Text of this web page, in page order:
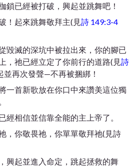
鎖已經被打破，興起並跳舞吧！
！起來跳舞敬拜主(見詩 149:3-4
毀滅的深坑中被拉出來，你的腳已
，祂已經立定了你前行的道路(見詩
並再次發聲—不再被捆綁！
一首新歌放在你口中來讚美這位獨
經相信並信靠全能的主上帝了。
，你敬畏祂，你單單敬拜祂(見詩
興起並進入命定，跳起拯救的舞